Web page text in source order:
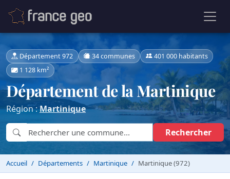
Département 972 34 communes
401 000 habitants
1 128 km²
Département de la Martinique
Région :Martinique
Rechercher
Accueil Départements Martinique Martinique (972)